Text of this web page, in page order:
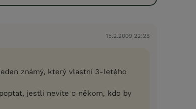
15.2.2009 22:28
známý, který vlastní 3-letého
jestli nevíte o někom, kdo by